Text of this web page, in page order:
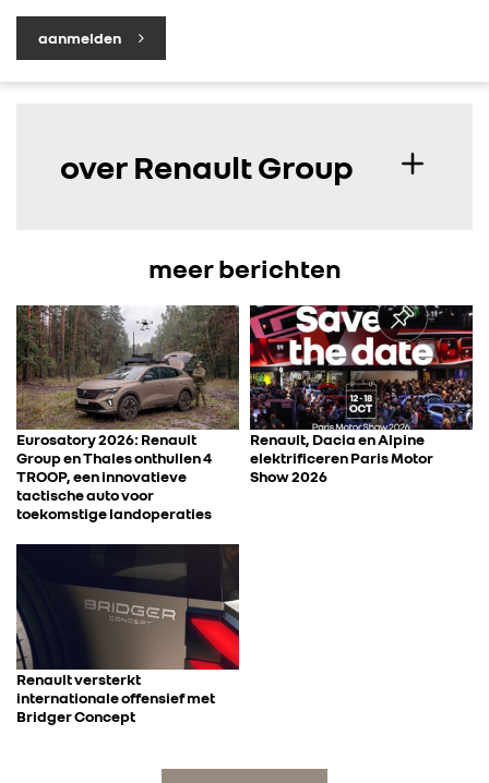
aanmelden
over Renault Group
meer berichten
Eurosatory 2026: Renault
Group en Thales onthullen 4
TROOP, een innovatieve
tactische auto voor
toekomstige landoperaties
Renault, Dacia en Alpine
elektrificeren Paris Motor
Show 2026
Renault versterkt
internationale offensief met
Bridger Concept